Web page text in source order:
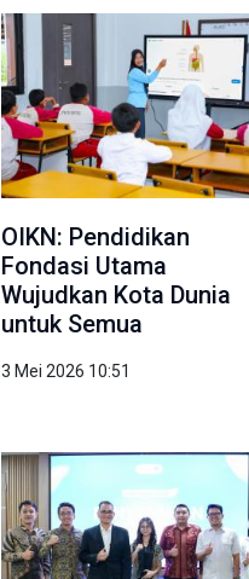
OIKN: Pendidikan
Fondasi Utama
Wujudkan Kota Dunia
untuk Semua
3 Mei 2026 10:51